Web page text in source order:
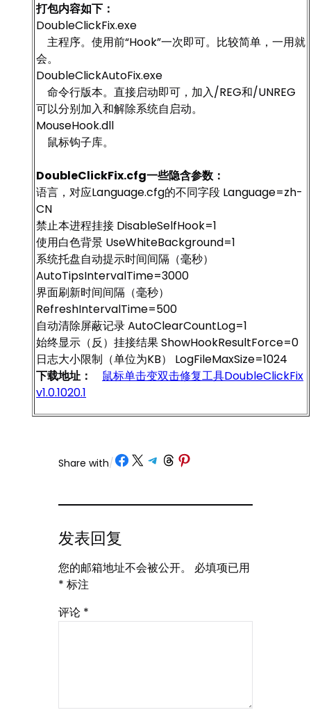
打包内容如下：
DoubleClickFix.exe
主程序。使用前“Hook”一次即可。比较简单，一用就
会。
DoubleClickAutoFix.exe
命令行版本。直接启动即可，加入/REG和/UNREG
可以分别加入和解除系统自启动。
MouseHook.dll
鼠标钩子库。
DoubleClickFix.cfg一些隐含参数：
语言，对应Language.cfg的不同字段 Language=zh-
CN
禁止本进程挂接 DisableSelfHook=1
使用白色背景 UseWhiteBackground=1
系统托盘自动提示时间间隔（毫秒）
AutoTipsIntervalTime=3000
界面刷新时间间隔（毫秒）
RefreshIntervalTime=500
自动清除屏蔽记录 AutoClearCountLog=1
始终显示（反）挂接结果 ShowHookResultForce=0
日志大小限制（单位为KB） LogFileMaxSize=1024
下载地址： 鼠标单击变双击修复工具DoubleClickFix
v1.0.1020.1
Share with/ Share on Facebook
Share on X Share on Telegram
Share on Threads
Share on Pinterest
发表回复
您的邮箱地址不会被公开。
必填项已用
* 标注
评论 *